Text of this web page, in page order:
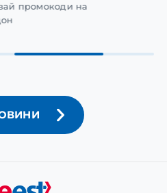
промокоди на